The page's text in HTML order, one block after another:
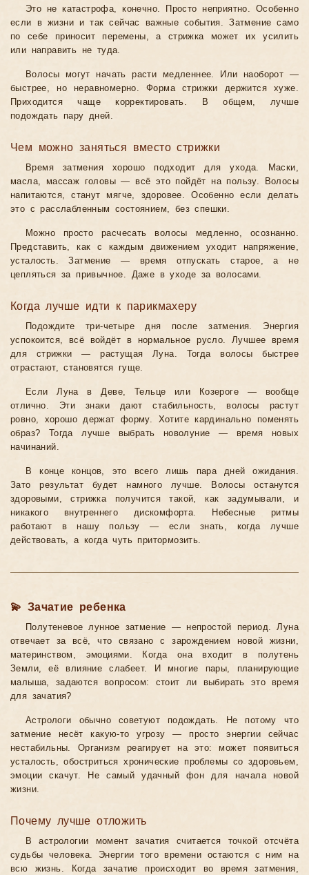
Это не катастрофа, конечно. Просто неприятно. Особенно
если в жизни и так сейчас важные события. Затмение само
по себе приносит перемены, а стрижка может их усилить
или направить не туда.
Волосы могут начать расти медленнее. Или наоборот —
быстрее, но неравномерно. Форма стрижки держится хуже.
Приходится чаще корректировать. В общем, лучше
подождать пару дней.
Чем можно заняться вместо стрижки
Время затмения хорошо подходит для ухода. Маски,
масла, массаж головы — всё это пойдёт на пользу. Волосы
напитаются, станут мягче, здоровее. Особенно если делать
это с расслабленным состоянием, без спешки.
Можно просто расчесать волосы медленно, осознанно.
Представить, как с каждым движением уходит напряжение,
усталость. Затмение — время отпускать старое, а не
цепляться за привычное. Даже в уходе за волосами.
Когда лучше идти к парикмахеру
Подождите три-четыре дня после затмения. Энергия
успокоится, всё войдёт в нормальное русло. Лучшее время
для стрижки — растущая Луна. Тогда волосы быстрее
отрастают, становятся гуще.
Если Луна в Деве, Тельце или Козероге — вообще
отлично. Эти знаки дают стабильность, волосы растут
ровно, хорошо держат форму. Хотите кардинально поменять
образ? Тогда лучше выбрать новолуние — время новых
начинаний.
В конце концов, это всего лишь пара дней ожидания.
Зато результат будет намного лучше. Волосы останутся
здоровыми, стрижка получится такой, как задумывали, и
никакого внутреннего дискомфорта. Небесные ритмы
работают в нашу пользу — если знать, когда лучше
действовать, а когда чуть притормозить.
💫 Зачатие ребенка
Полутеневое лунное затмение — непростой период. Луна
отвечает за всё, что связано с зарождением новой жизни,
материнством, эмоциями. Когда она входит в полутень
Земли, её влияние слабеет. И многие пары, планирующие
малыша, задаются вопросом: стоит ли выбирать это время
для зачатия?
Астрологи обычно советуют подождать. Не потому что
затмение несёт какую-то угрозу — просто энергии сейчас
нестабильны. Организм реагирует на это: может появиться
усталость, обостриться хронические проблемы со здоровьем,
эмоции скачут. Не самый удачный фон для начала новой
жизни.
Почему лучше отложить
В астрологии момент зачатия считается точкой отсчёта
судьбы человека. Энергии того времени остаются с ним на
всю жизнь. Когда зачатие происходит во время затмения,